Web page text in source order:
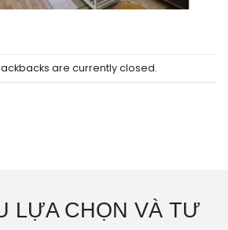
are currently closed.
LỰA CHỌN VÀ TƯ